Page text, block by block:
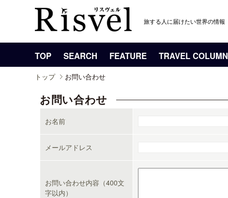
旅する人に届けたい世界の情報
TOP SEARCH FEATURE TRAVEL COLUMN
トップ お問い合わせ
お問い合わせ
お名前
メールアドレス
お問い合わせ内容（400文
字以内）